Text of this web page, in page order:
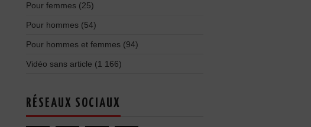
Pour femmes (25)
Pour hommes (54)
Pour hommes et femmes (94)
Vidéo sans article (1 166)
RÉSEAUX SOCIAUX